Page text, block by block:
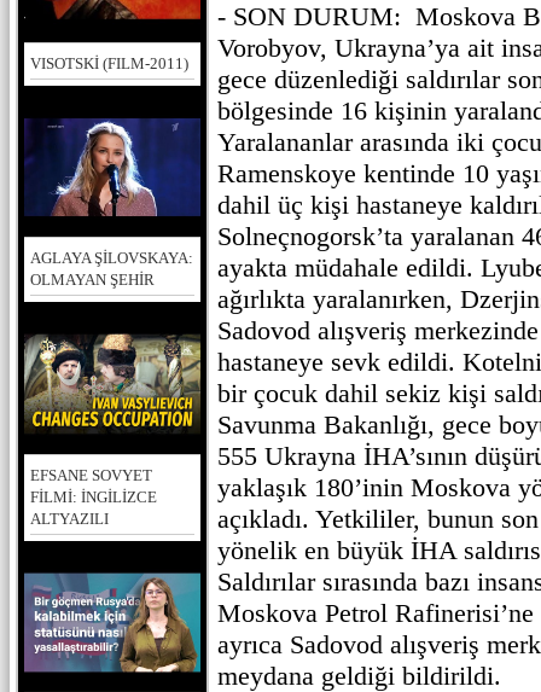
VISOTSKİ (FILM-2011)
AGLAYA ŞİLOVSKAYA:
OLMAYAN ŞEHİR
EFSANE SOVYET
FİLMİ: İNGİLİZCE
ALTYAZILI
- SON DURUM: Moskova
Vorobyov, Ukrayna’ya ait
gece düzenlediği saldırılar
bölgesinde 16 kişinin
Yaralananlar arasında iki
Ramenskoye kentinde 10
dahil üç kişi hastaneye
Solneçnogorsk’ta yaralanan
ayakta müdahale edildi.
ağırlıkta yaralanırken,
Sadovod alışveriş
hastaneye sevk edildi.
bir çocuk dahil sekiz kişi
Savunma Bakanlığı, gece
555 Ukrayna İHA’sının
yaklaşık 180’inin Moskova
açıkladı. Yetkililer, bunun
yönelik en büyük İHA
Saldırılar sırasında bazı
Moskova Petrol Rafinerisi’ne
ayrıca Sadovod alışveriş
meydana geldiği bildirildi.